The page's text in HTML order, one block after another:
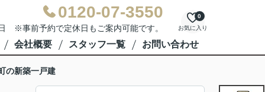
0120-07-3550
※事前予約で定休日もご案内可能です。 お気に入り
0
会社概要 スタッフ一覧 お問い合わせ
の新築一戸建